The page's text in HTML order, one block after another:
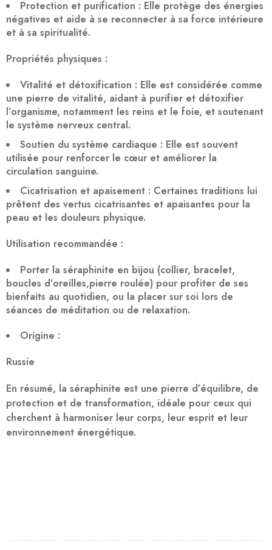
Protection et purification : Elle protège des énergies
négatives et aide à se reconnecter à sa force intérieure
et à sa spiritualité.
Propriétés physiques :
Vitalité et détoxification : Elle est considérée comme
une pierre de vitalité, aidant à purifier et détoxifier
l’organisme, notamment les reins et le foie, et soutenant
le système nerveux central.
Soutien du système cardiaque : Elle est souvent
utilisée pour renforcer le cœur et améliorer la
circulation sanguine.
Cicatrisation et apaisement : Certaines traditions lui
prêtent des vertus cicatrisantes et apaisantes pour la
peau et les douleurs physique.
Utilisation recommandée :
Porter la séraphinite en bijou (collier, bracelet,
boucles d’oreilles,pierre roulée) pour profiter de ses
bienfaits au quotidien, ou la placer sur soi lors de
séances de méditation ou de relaxation.
Origine :
Russie
En résumé, la séraphinite est une pierre d’équilibre, de
protection et de transformation, idéale pour ceux qui
cherchent à harmoniser leur corps, leur esprit et leur
environnement énergétique.